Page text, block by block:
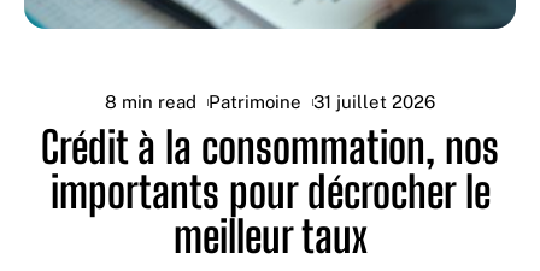
8 min read Patrimoine 31 juillet 2026
Crédit à la consommation, nos
importants pour décrocher le
meilleur taux